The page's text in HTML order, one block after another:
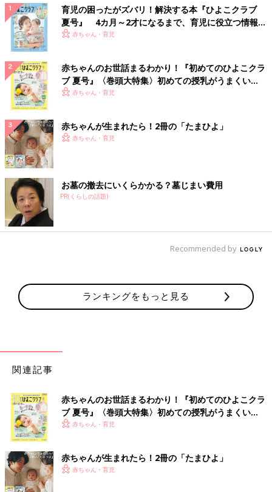
期 7～8カ月ごろ）
【離乳中期 7～8カ月ごろ】 白菜とみかんの相
性のよさに驚き！「白菜とみかんのヨーグルト
●監修／太田百合子先生（管理栄養士）
●参照／初めてママ＆パパのための365日の離乳食カレンダー
初めてママ＆パパのための365日の離乳食カレンダ
ー
●初めてママ＆パパのための 365日の離乳食カレンダー
楽天ブックスで見る
育児の困ったがズバリ！解決する本『ひよこクラブ
夏号』 4カ月～2才になるまで、育児に役立つ情報が
いっぱい！
赤ちゃん・育児
赤ちゃんのお世話まるわかり！『初めてのひよこクラ
ブ 夏号』〈巻頭大特集〉初めての授乳がうまくい
く！ おっぱい・ミルクの基本と夏のトラブル 解決テ
赤ちゃん・育児
赤ちゃんが生まれたら！2冊の「たまひよ」
赤ちゃん・育児
お墓の撤去にいくらかかる？墓じまい費用
PR(くらしの話題)
Recommended by
ランキングをもっと見る
関連記事
赤ちゃんのお世話まるわかり！『初めてのひよこクラ
ブ 夏号』〈巻頭大特集〉初めての授乳がうまくい
く！ おっぱい・ミルクの基本と夏のトラブル 解決テ
赤ちゃん・育児
赤ちゃんが生まれたら！2冊の「たまひよ」
赤ちゃん・育児